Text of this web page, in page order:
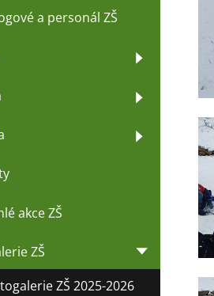
a personál ZŠ
akce ZŠ
ZŠ
ZŠ 2025-2026